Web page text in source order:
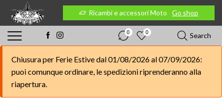
Go shop Ricambi e accessori Moto Go shop
0 0 Search
Chiusura per Ferie Estive dal 01/08/2026 al 07/09/2026:
puoi comunque ordinare, le spedizioni riprenderanno alla
riapertura.